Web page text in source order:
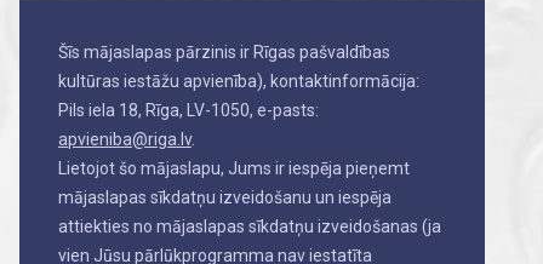
Šīs mājaslapas pārzinis ir Rīgas pašvaldības
kultūras iestāžu apvienība), kontaktinformācija:
Pils iela 18, Rīga, LV-1050, e-pasts:
apvieniba@riga.lv.
Lietojot šo mājaslapu, Jums ir iespēja pieņemt
mājaslapas sīkdatņu izveidošanu un iespēja
attiekties no mājaslapas sīkdatņu izveidošanas (ja
vien Jūsu pārlūkprogramma nav iestatīta